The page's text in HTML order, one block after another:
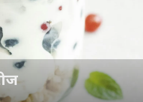
योगर्ट और बेरीज